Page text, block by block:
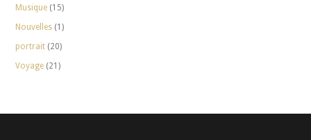
Musique(15)
Nouvelles(1)
portrait(20)
Voyage(21)